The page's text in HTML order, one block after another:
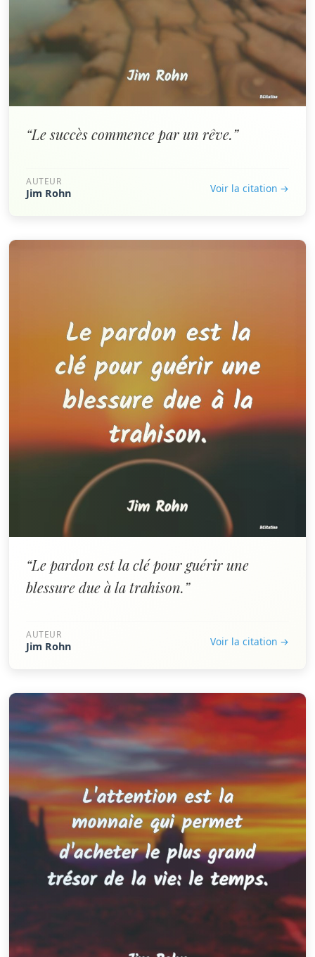
“Le succès commence par un rêve.”
AUTEUR
Jim Rohn Voir la citation →
“Le pardon est la clé pour guérir une
blessure due à la trahison.”
AUTEUR
Jim Rohn Voir la citation →